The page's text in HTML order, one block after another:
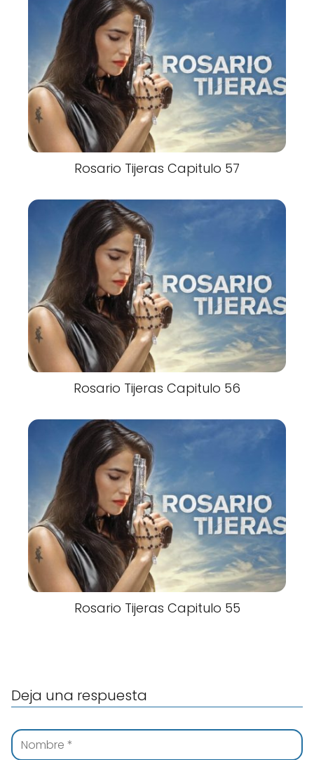
Rosario Tijeras Capitulo 57
Rosario Tijeras Capitulo 56
Rosario Tijeras Capitulo 55
Deja una respuesta